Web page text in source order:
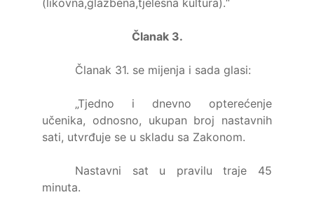
Članak 3.
Članak 31. se mijenja i sada glasi:
„Tjedno i dnevno opterećenje
učenika, odnosno, ukupan broj nastavnih
sati, utvrđuje se u skladu sa Zakonom.
Nastavni sat u pravilu traje 45
minuta.